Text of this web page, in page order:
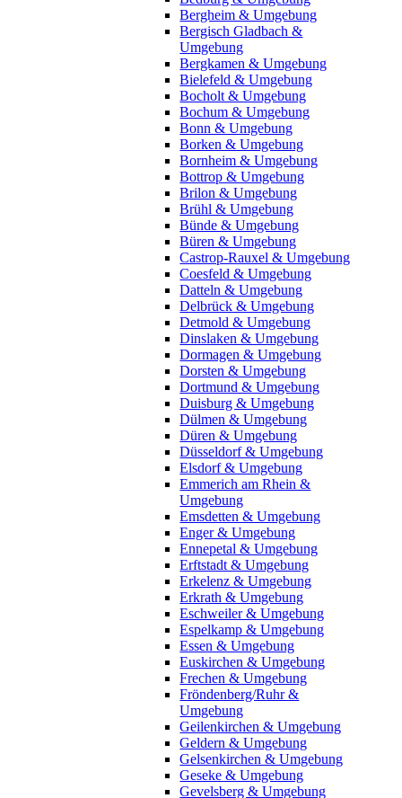
Bergheim & Umgebung
Bergisch Gladbach &
Umgebung
Bergkamen & Umgebung
Bielefeld & Umgebung
Bocholt & Umgebung
Bochum & Umgebung
Bonn & Umgebung
Borken & Umgebung
Bornheim & Umgebung
Bottrop & Umgebung
Brilon & Umgebung
Brühl & Umgebung
Bünde & Umgebung
Büren & Umgebung
Castrop-Rauxel & Umgebung
Coesfeld & Umgebung
Datteln & Umgebung
Delbrück & Umgebung
Detmold & Umgebung
Dinslaken & Umgebung
Dormagen & Umgebung
Dorsten & Umgebung
Dortmund & Umgebung
Duisburg & Umgebung
Dülmen & Umgebung
Düren & Umgebung
Düsseldorf & Umgebung
Elsdorf & Umgebung
Emmerich am Rhein &
Umgebung
Emsdetten & Umgebung
Enger & Umgebung
Ennepetal & Umgebung
Erftstadt & Umgebung
Erkelenz & Umgebung
Erkrath & Umgebung
Eschweiler & Umgebung
Espelkamp & Umgebung
Essen & Umgebung
Euskirchen & Umgebung
Frechen & Umgebung
Fröndenberg/Ruhr &
Umgebung
Geilenkirchen & Umgebung
Geldern & Umgebung
Gelsenkirchen & Umgebung
Geseke & Umgebung
Gevelsberg & Umgebung